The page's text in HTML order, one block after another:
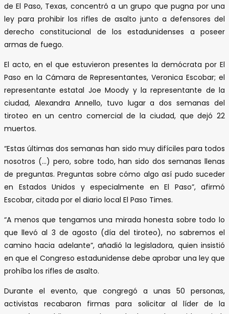
de El Paso, Texas, concentró a un grupo que pugna por una
ley para prohibir los rifles de asalto junto a defensores del
derecho constitucional de los estadunidenses a poseer
armas de fuego.
El acto, en el que estuvieron presentes la demócrata por El
Paso en la Cámara de Representantes, Veronica Escobar; el
representante estatal Joe Moody y la representante de la
ciudad, Alexandra Annello, tuvo lugar a dos semanas del
tiroteo en un centro comercial de la ciudad, que dejó 22
muertos.
“Estas últimas dos semanas han sido muy difíciles para todos
nosotros (…) pero, sobre todo, han sido dos semanas llenas
de preguntas. Preguntas sobre cómo algo así pudo suceder
en Estados Unidos y especialmente en El Paso”, afirmó
Escobar, citada por el diario local El Paso Times.
“A menos que tengamos una mirada honesta sobre todo lo
que llevó al 3 de agosto (día del tiroteo), no sabremos el
camino hacia adelante”, añadió la legisladora, quien insistió
en que el Congreso estadunidense debe aprobar una ley que
prohíba los rifles de asalto.
Durante el evento, que congregó a unas 50 personas,
activistas recabaron firmas para solicitar al líder de la